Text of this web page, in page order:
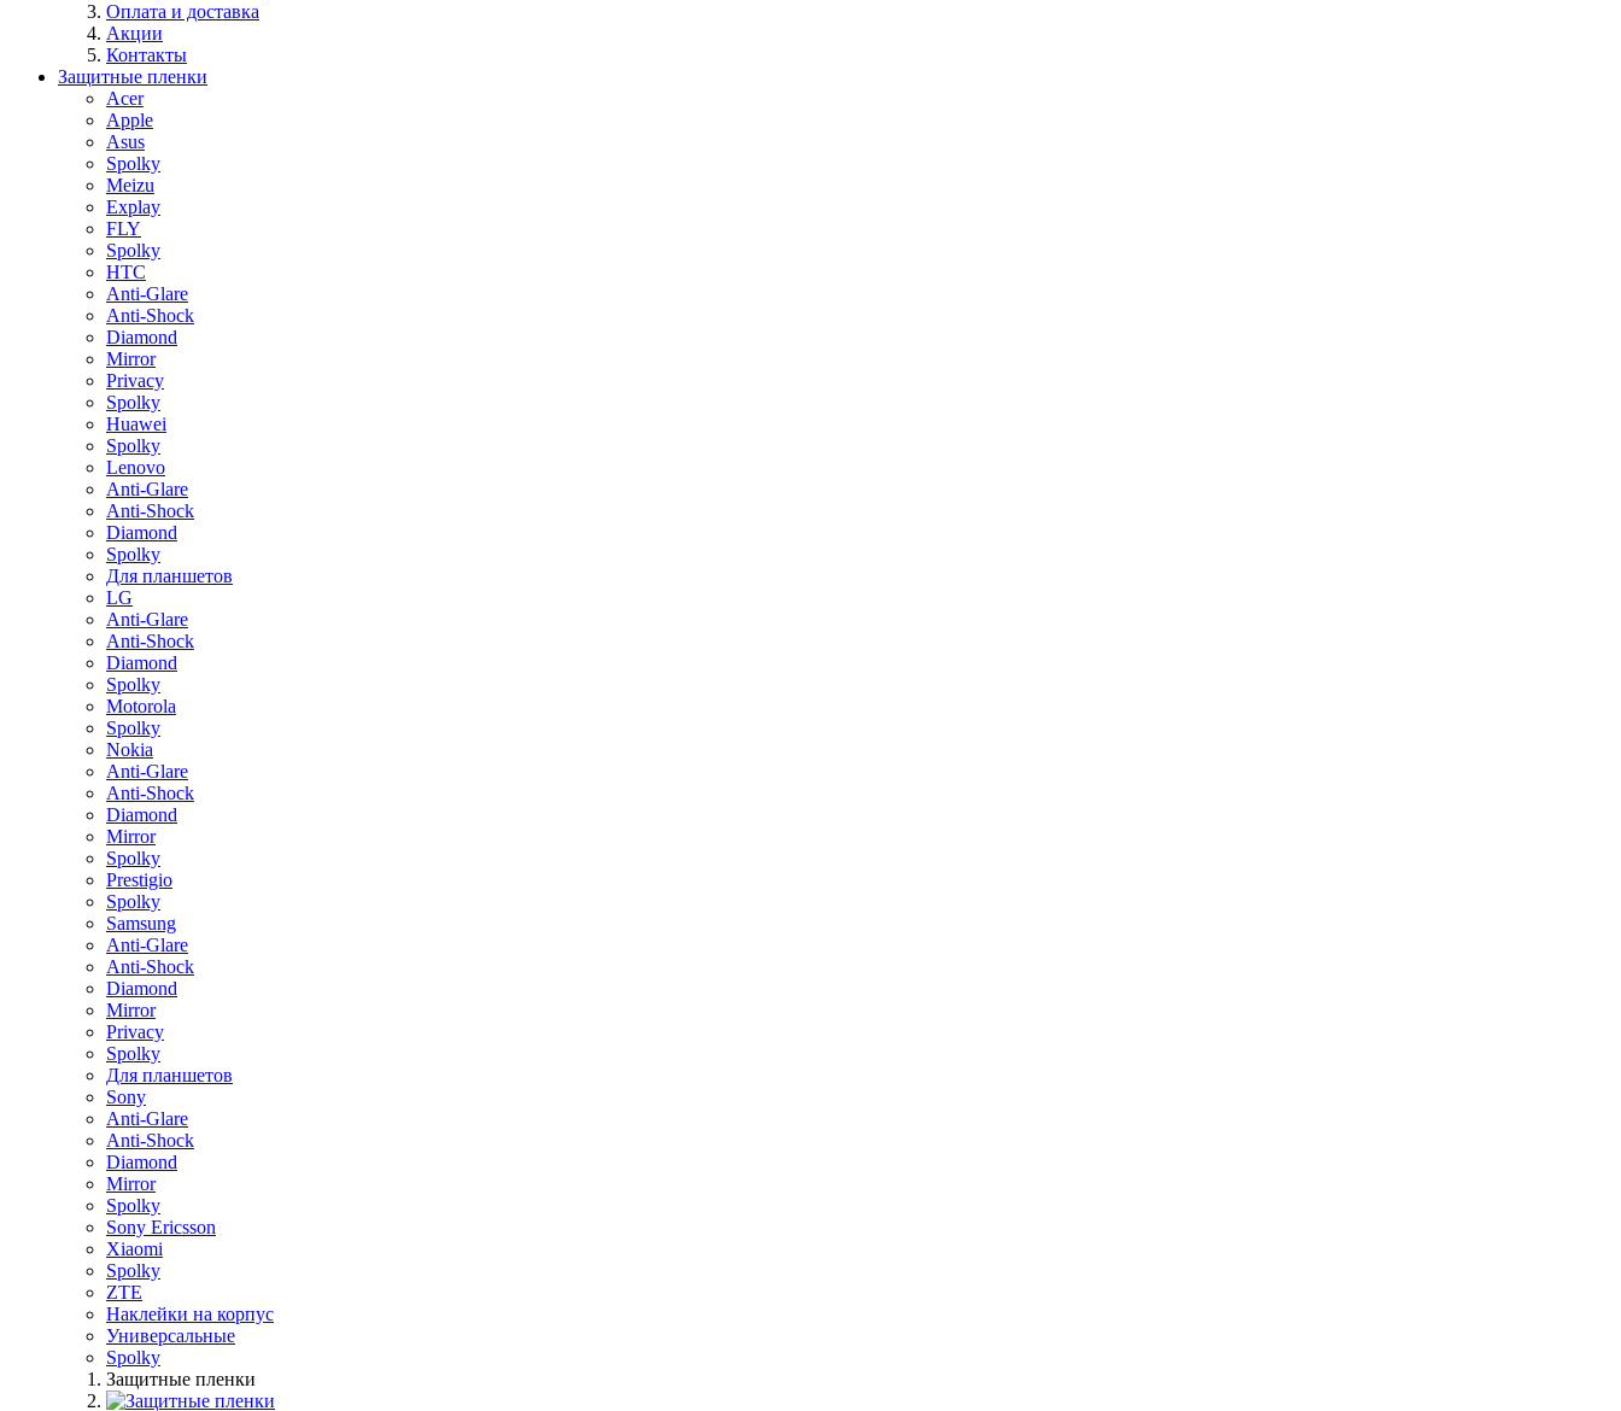
Оплата и доставка
Акции
Контакты
Защитные пленки
Acer
Apple
Asus
Spolky
Meizu
Explay
FLY
Spolky
HTC
Anti-Glare
Anti-Shock
Diamond
Mirror
Privacy
Spolky
Huawei
Spolky
Lenovo
Anti-Glare
Anti-Shock
Diamond
Spolky
Для планшетов
LG
Anti-Glare
Anti-Shock
Diamond
Spolky
Motorola
Spolky
Nokia
Anti-Glare
Anti-Shock
Diamond
Mirror
Spolky
Prestigio
Spolky
Samsung
Anti-Glare
Anti-Shock
Diamond
Mirror
Privacy
Spolky
Для планшетов
Sony
Anti-Glare
Anti-Shock
Diamond
Mirror
Spolky
Sony Ericsson
Xiaomi
Spolky
ZTE
Наклейки на корпус
Универсальные
Spolky
Защитные пленки